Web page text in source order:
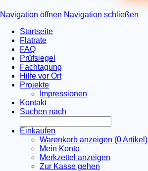
Navigation öffnen Navigation schließen
Startseite
Flatrate
FAQ
Prüfsiegel
Fachtagung
Hilfe vor Ort
Projekte
Impressionen
Kontakt
Suchen nach
Einkaufen
Warenkorb anzeigen (0Artikel)
Mein Konto
Merkzettel anzeigen
Zur Kasse gehen